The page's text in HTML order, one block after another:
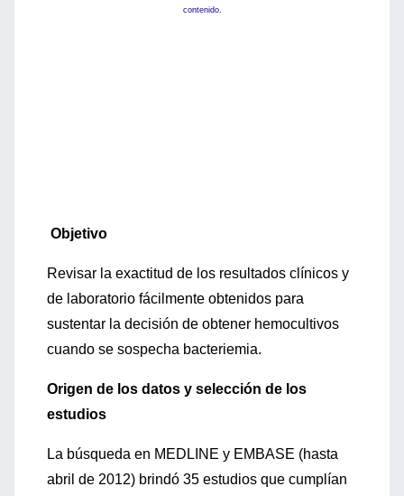
contenido.
Objetivo
Revisar la exactitud de los resultados clínicos y
de laboratorio fácilmente obtenidos para
sustentar la decisión de obtener hemocultivos
cuando se sospecha bacteriemia.
Origen de los datos y selección de los
estudios
La búsqueda en MEDLINE y EMBASE (hasta
abril de 2012) brindó 35 estudios que cumplían